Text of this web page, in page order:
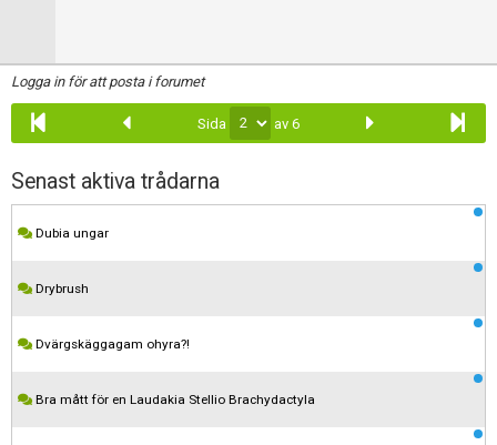
Logga in för att posta i forumet
Sida av 6
Senast aktiva trådarna
Dubia ungar
Drybrush
Dvärgskäggagam ohyra?!
Bra mått för en Laudakia Stellio Brachydactyla